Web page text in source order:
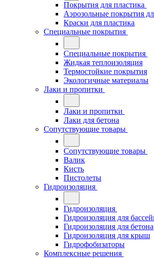
Покрытия для пластика
Аэрозольные покрытия
Краски для пластика
Специальные покрытия
Специальные покрытия
Жидкая теплоизоляция
Термостойкие покрытия
Экологичные материалы
Лаки и пропитки
Лаки и пропитки
Лаки для бетона
Сопутствующие товары
Сопутствующие товары
Валик
Кисть
Пистолеты
Гидроизоляция
Гидроизоляция
Гидроизоляция для
Гидроизоляция для бетона
Гидроизоляция для крыш
Гидрофобизаторы
Комплексные решения